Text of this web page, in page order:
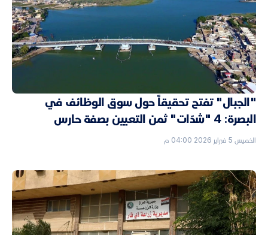
"الجبال" تفتح تحقيقاً حول سوق الوظائف في
البصرة: 4 "شدّات" ثمن التعيين بصفة حارس
الخميس 5 فبراير 2026 04:00 م